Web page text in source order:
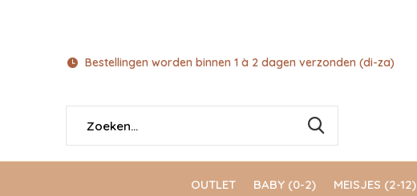
OUTLET BABY (0-2) MEISJES (2-12)
Bestellingen worden binnen 1 à 2 dagen verzonden (di-za)